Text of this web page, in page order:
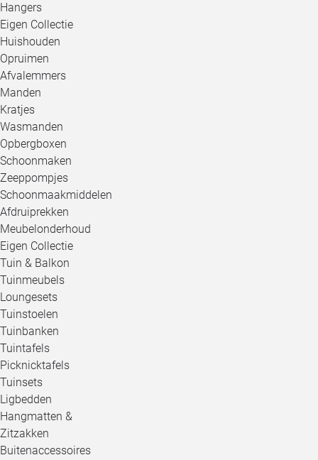
Hangers
Eigen Collectie
Huishouden
Opruimen
Afvalemmers
Manden
Kratjes
Wasmanden
Opbergboxen
Schoonmaken
Zeeppompjes
Schoonmaakmiddelen
Afdruiprekken
Meubelonderhoud
Eigen Collectie
Tuin & Balkon
Tuinmeubels
Loungesets
Tuinstoelen
Tuinbanken
Tuintafels
Picknicktafels
Tuinsets
Ligbedden
Hangmatten &
Zitzakken
Buitenaccessoires